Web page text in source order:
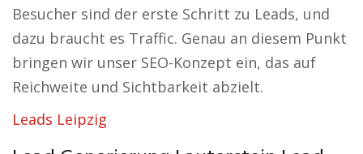
Besucher sind der erste Schritt zu Leads, und
dazu braucht es Traffic. Genau an diesem Punkt
bringen wir unser SEO-Konzept ein, das auf
Reichweite und Sichtbarkeit abzielt.
Leads Leipzig